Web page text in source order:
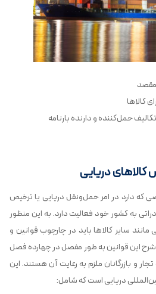
مقصد
کالاها
حمل‌کننده و دارنده بارنامه
دریایی
که دارد در امر حمل‌ونقل دریایی یا ترخیص
به کشور خود فعالیت دارد. به این منظور
مانند سایر کالاها باید در چارچوب قوانین و
این قوانین به ‌طور مفصل در چهارده فصل
و بازرگانان ملزم به رعایت آن هستند. این
بین‌المللی دریایی است که شامل: